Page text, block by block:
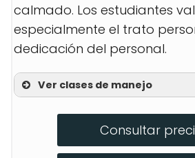
calmado. Los estudiantes
especialmente el trato
dedicación del personal.
Ver clases de manejo
Práctica para
Consultar